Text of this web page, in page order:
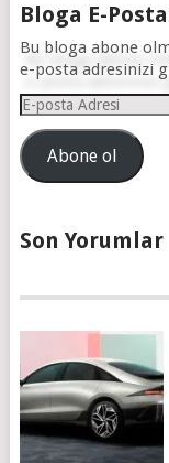
Bloga E-
Bu bloga abone
e-posta adresinizi
E-
posta
AdresiAbone ol
Son Yorumlar